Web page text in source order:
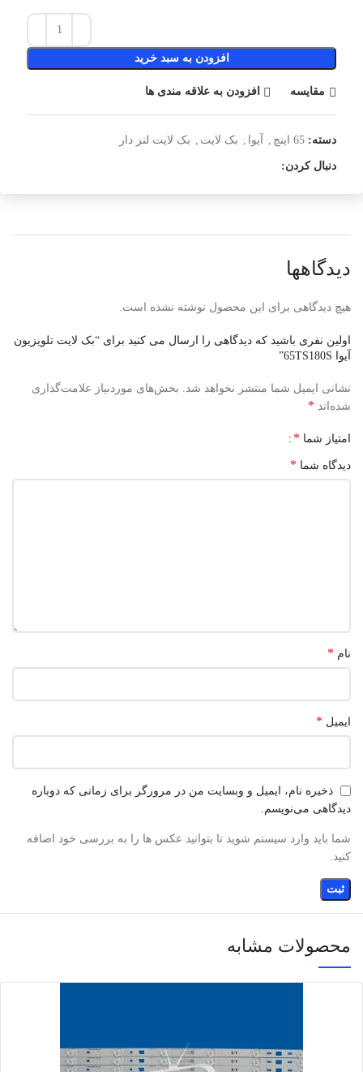
افزودن به سبد خرید
مقایسه افزودن به علاقه مندی ها
دسته: 65 اینچ آیوا بک لایت بک لایت لنز دار
دنبال کردن:
دیدگاهها
هیچ دیدگاهی برای این محصول نوشته نشده است.
اولین نفری باشید که دیدگاهی را ارسال می کنید برای “بک لایت تلویزیون
آیوا 65TS180S”
نشانی ایمیل شما منتشر نخواهد شد.
بخش‌های موردنیاز علامت‌گذاری
شده‌اند *
امتیاز شما *
دیدگاه شما *
نام *
ایمیل *
ذخیره نام، ایمیل و وبسایت من در مرورگر برای زمانی که دوباره
دیدگاهی می‌نویسم.
شما باید وارد سیستم شوید تا بتوانید عکس ها را به بررسی خود اضافه
کنید.
محصولات مشابه